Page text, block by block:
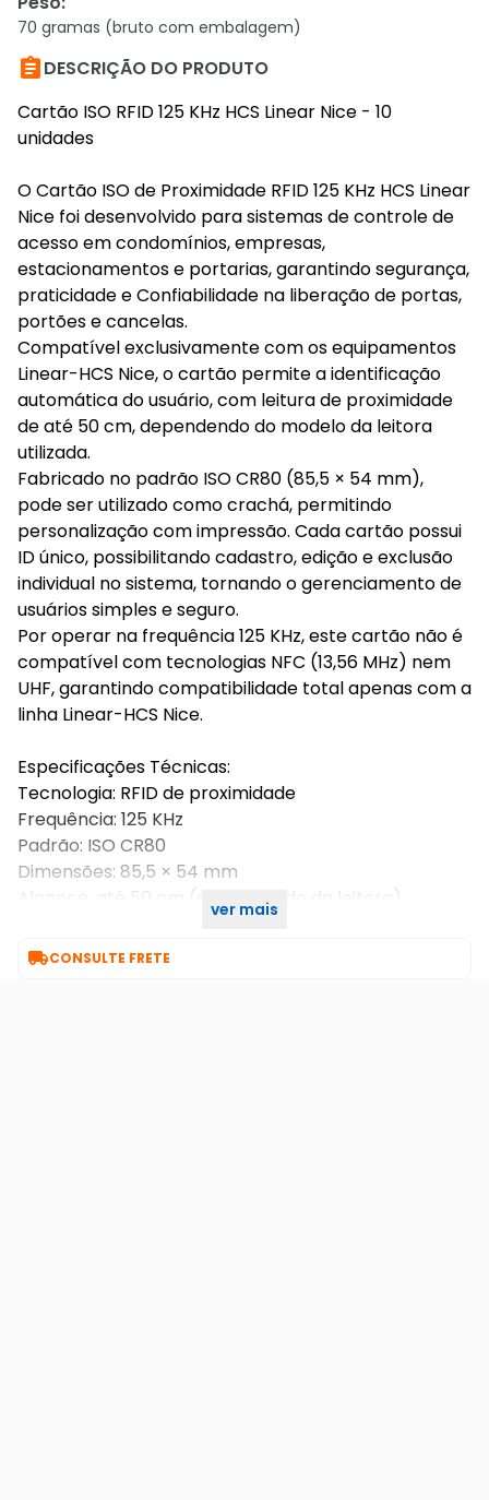
70 gramas (bruto com embalagem)
DESCRIÇÃO DO PRODUTO
Cartão ISO RFID 125 KHz HCS Linear Nice - 10
unidades
O Cartão ISO de Proximidade RFID 125 KHz HCS Linear
Nice foi desenvolvido para sistemas de controle de
acesso em condomínios, empresas,
estacionamentos e portarias, garantindo segurança,
praticidade e Confiabilidade na liberação de portas,
portões e cancelas.
Compatível exclusivamente com os equipamentos
Linear-HCS Nice, o cartão permite a identificação
automática do usuário, com leitura de proximidade
de até 50 cm, dependendo do modelo da leitora
utilizada.
Fabricado no padrão ISO CR80 (85,5 × 54 mm),
pode ser utilizado como crachá, permitindo
personalização com impressão. Cada cartão possui
ID único, possibilitando cadastro, edição e exclusão
individual no sistema, tornando o gerenciamento de
usuários simples e seguro.
Por operar na frequência 125 KHz, este cartão não é
compatível com tecnologias NFC (13,56 MHz) nem
UHF, garantindo compatibilidade total apenas com a
linha Linear-HCS Nice.
Especificações Técnicas:
Tecnologia: RFID de proximidade
Frequência: 125 KHz
Padrão: ISO CR80
Dimensões: 85,5 × 54 mm
Alcance: até 50 cm (dependendo da leitora)
ver mais
CONSULTE FRETE